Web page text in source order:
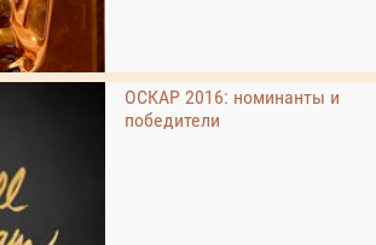
ОСКАР 2016: номинанты и
победители